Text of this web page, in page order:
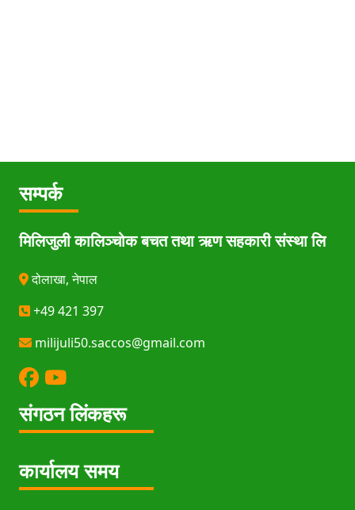
सम्पर्क
मिलिजुली कालिञ्चोक बचत तथा ऋण सहकारी संस्था लि
दोलाखा, नेपाल
+49 421 397
milijuli50.saccos@gmail.com
संगठन लिंकहरू
कार्यालय समय